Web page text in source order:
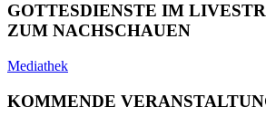
GOTTESDIENSTE IM
ZUM NACHSCHAUEN
Mediathek
KOMMENDE